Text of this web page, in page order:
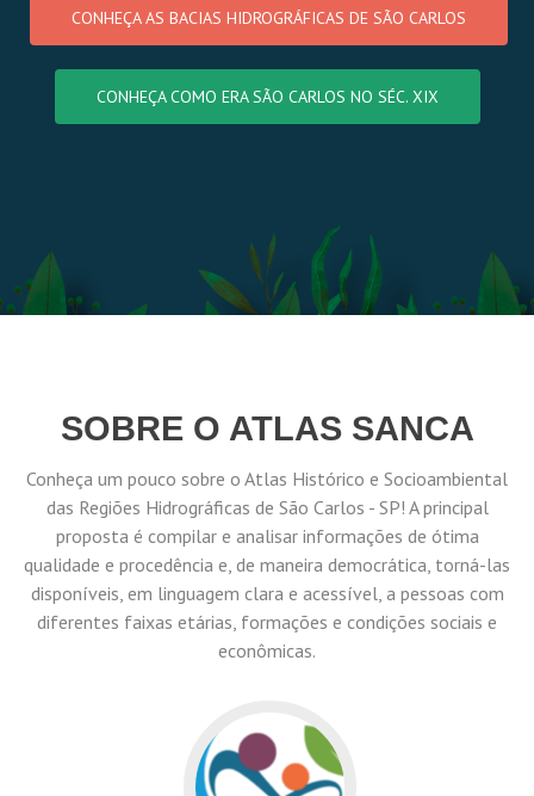
CONHEÇA AS BACIAS HIDROGRÁFICAS DE SÃO CARLOS
CONHEÇA COMO ERA SÃO CARLOS NO SÉC. XIX
SOBRE O ATLAS SANCA
Conheça um pouco sobre o Atlas Histórico e Socioambiental
das Regiões Hidrográficas de São Carlos - SP! A principal
proposta é compilar e analisar informações de ótima
qualidade e procedência e, de maneira democrática, torná-las
disponíveis, em linguagem clara e acessível, a pessoas com
diferentes faixas etárias, formações e condições sociais e
econômicas.